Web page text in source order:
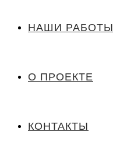
НАШИ РАБОТЫ
О ПРОЕКТЕ
КОНТАКТЫ